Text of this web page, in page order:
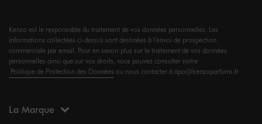
Kenzo est le responsable du traitement de vos données personnelles. Les
informations collectées ci-dessus sont destinées à l’envoi de prospection
commerciale par email. Pour en savoir plus sur le traitement de vos données
personnelles ainsi que sur vos droits, vous pouvez consulter notre
Politique de Protection des Données ou nous contacter à dpo@kenzoparfums.fr
La Marque